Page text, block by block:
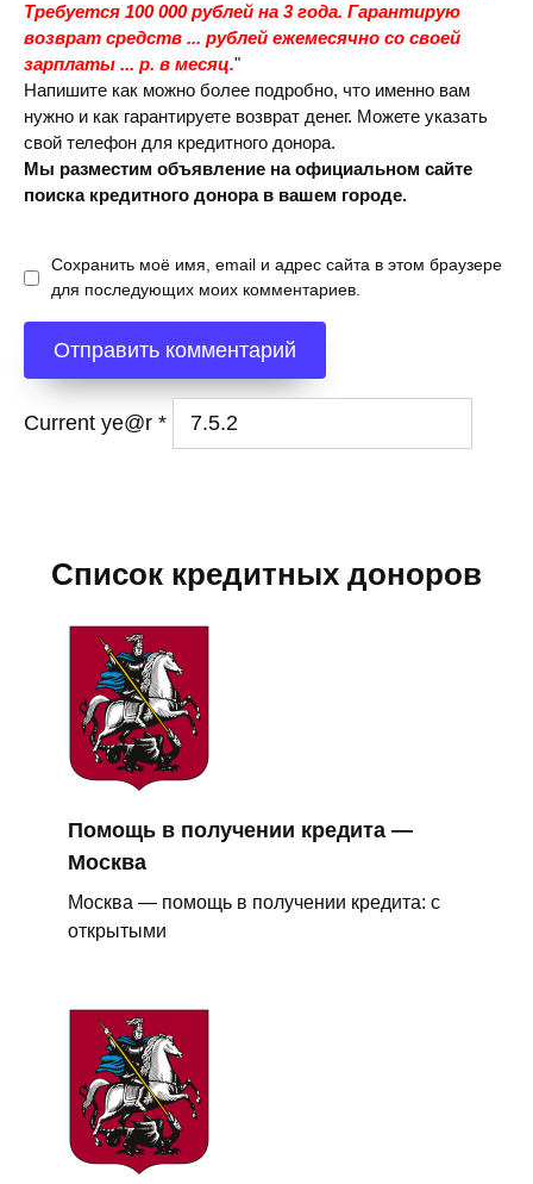
Требуется 100 000 рублей на 3 года. Гарантирую
возврат средств ... рублей ежемесячно со своей
зарплаты ... р. в месяц."
Напишите как можно более подробно, что именно вам
нужно и как гарантируете возврат денег. Можете указать
свой телефон для кредитного донора.
Мы разместим объявление на официальном сайте
поиска кредитного донора в вашем городе.
Сохранить моё имя, email и адрес сайта в этом браузере
для последующих моих комментариев.
Current ye@r *
Список кредитных доноров
Помощь в получении кредита —
Москва
Москва — помощь в получении кредита: с
открытыми